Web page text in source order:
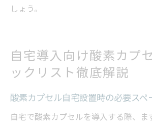
しょう。
自宅導入向け酸素カプ
ックリスト徹底解説
酸素カプセル自宅設置時の必要スペ
自宅で酸素カプセルを導入する際、ま